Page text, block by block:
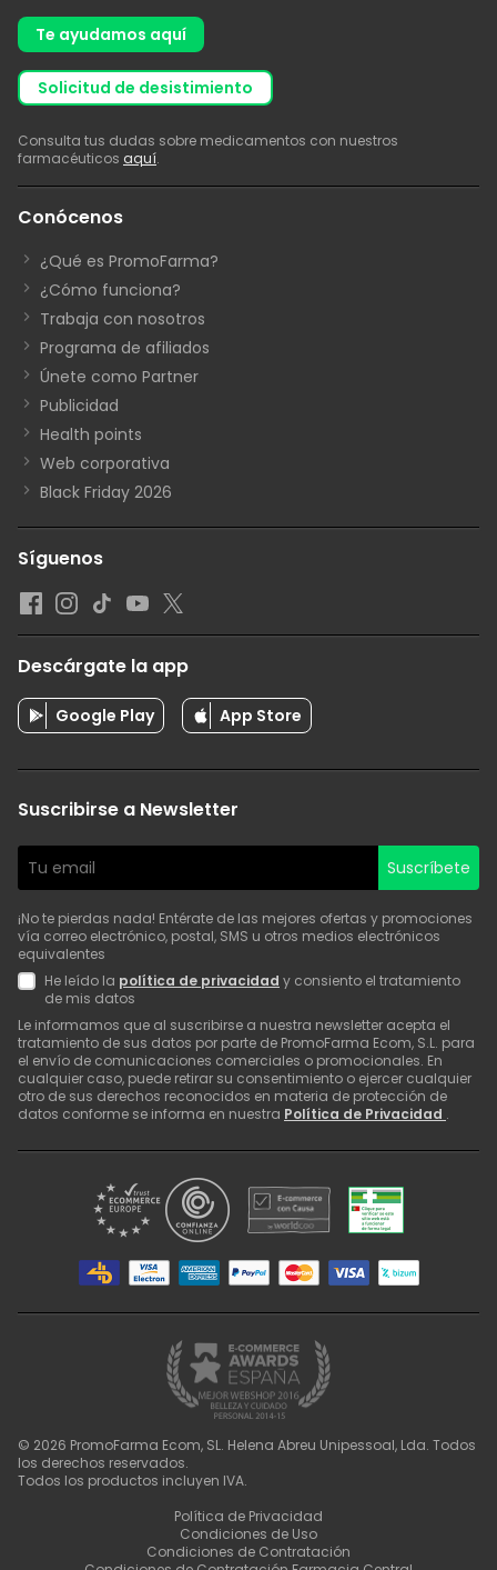
Te ayudamos aquí
solicitud de desistimiento
Consulta tus dudas sobre medicamentos con nuestros
farmacéuticos aquí.
Conócenos
¿Qué es PromoFarma?
¿Cómo funciona?
Trabaja con nosotros
Programa de afiliados
Únete como Partner
Publicidad
Health points
Web corporativa
Black Friday 2026
Síguenos
Descárgate la app
Google Play App Store
Suscribirse a Newsletter
Suscríbete
¡No te pierdas nada! Entérate de las mejores ofertas y promociones
vía correo electrónico, postal, SMS u otros medios electrónicos
equivalentes
He leído la política de privacidad y consiento el tratamiento
de mis datos
Le informamos que al suscribirse a nuestra newsletter acepta el
tratamiento de sus datos por parte de PromoFarma Ecom, S.L. para
el envío de comunicaciones comerciales o promocionales. En
cualquier caso, puede retirar su consentimiento o ejercer cualquier
otro de sus derechos reconocidos en materia de protección de
datos conforme se informa en nuestra Política de Privacidad .
© 2026 PromoFarma Ecom, SL. Helena Abreu Unipessoal, Lda. Todos
los derechos reservados.
Todos los productos incluyen IVA.
Política de Privacidad
Condiciones de Uso
Condiciones de Contratación